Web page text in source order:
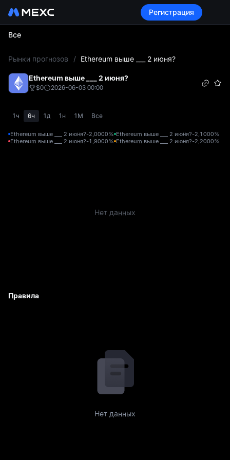
Регистрация
Все
Рынки прогнозов / Ethereum выше ___ 2 июня?
Ethereum выше ___ 2 июня?
$0 2026-06-03 00:00
1ч 6ч 1д 1н 1М Все
Ethereum выше ___ 2 июня?-2,0000% Ethereum выше ___ 2 июня?-2,1000%
Ethereum выше ___ 2 июня?-1,9000% Ethereum выше ___ 2 июня?-2,2000%
Нет данных
Правила
Нет данных